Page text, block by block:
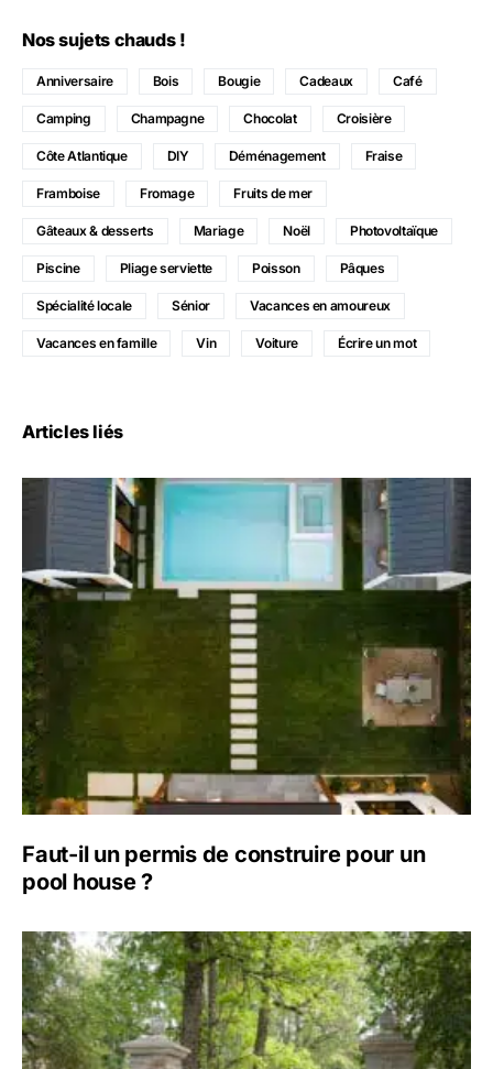
Nos sujets chauds !
Anniversaire Bois Bougie Cadeaux Café
Camping Champagne Chocolat Croisière
Côte Atlantique DIY Déménagement Fraise
Framboise Fromage Fruits de mer
Gâteaux & desserts Mariage Noël Photovoltaïque
Piscine Pliage serviette Poisson Pâques
Spécialité locale Sénior Vacances en amoureux
Vacances en famille Vin Voiture Écrire un mot
Articles liés
Faut-il un permis de construire pour un
pool house ?